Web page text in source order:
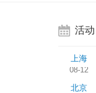
活
上海
08-12
北京